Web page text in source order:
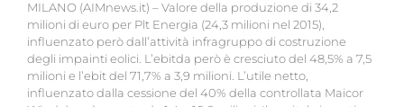
MILANO (AIMnews.it) – Valore della produzione di 34,2
milioni di euro per Plt Energia (24,3 milioni nel 2015),
influenzato però dall’attività infragruppo di costruzione
degli impainti eolici. L’ebitda però è cresciuto del 48,5% a 7,5
milioni e l’ebit del 71,7% a 3,9 milioni. L’utile netto,
influenzato dalla cessione del 40% della controllata Maicor